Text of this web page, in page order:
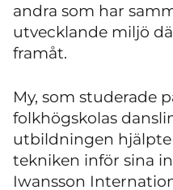
andra som har
utvecklande miljö
framåt.
My, som studerade
folkhögskolas
utbildningen
tekniken inför sina
Iwansson